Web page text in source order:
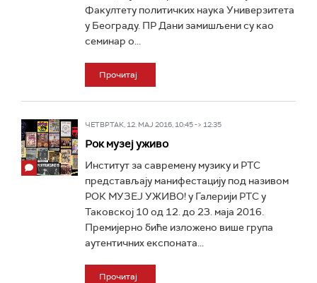
Факултету политичких наука Универзитета
у Београду. ПР Дани замишљени су као
семинар о...
Прочитај
ЧЕТВРТАК, 12. МАЈ 2016, 10:45 -> 12:35
Рок музеј уживо
Институт за савремену музику и РТС
представљају манифестацију под називом
РОК МУЗЕЈ УЖИВО! у Галерији РТС у
Таковској 10 од 12. до 23. маја 2016.
Премијерно биће изложено више група
аутентичних експоната...
Прочитај